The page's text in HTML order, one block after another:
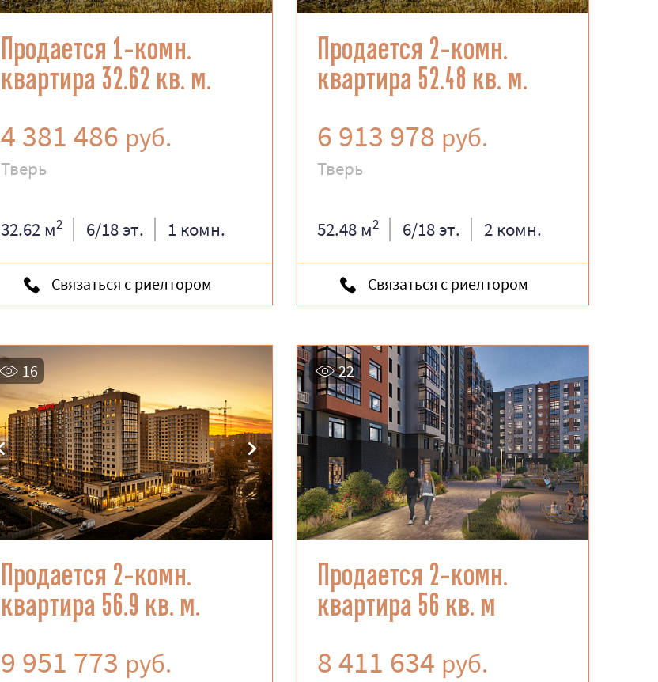
Продается 1-комн.
квартира 32.62 кв. м.
4 381 486 руб.
Тверь
32.62 м2 6/18 эт. 1 комн.
Связаться с риелтором
Продается 2-комн.
квартира 52.48 кв. м.
6 913 978 руб.
Тверь
52.48 м2 6/18 эт. 2 комн.
Связаться с риелтором
16
Продается 2-комн.
квартира 56.9 кв. м.
9 951 773 руб.
22
Продается 2-комн.
квартира 56 кв. м
8 411 634 руб.